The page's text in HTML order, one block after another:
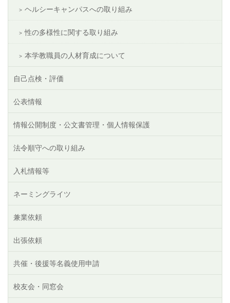
ヘルシーキャンパスへの取り組み
性の多様性に関する取り組み
本学教職員の人材育成について
自己点検・評価
公表情報
情報公開制度・公文書管理・個人情報保護
法令順守への取り組み
入札情報等
ネーミングライツ
兼業依頼
出張依頼
共催・後援等名義使用申請
校友会・同窓会